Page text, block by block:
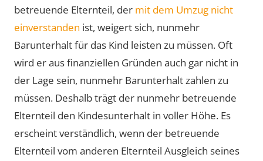
betreuende Elternteil, der mit dem Umzug nicht
einverstanden ist, weigert sich, nunmehr
Barunterhalt für das Kind leisten zu müssen. Oft
wird er aus finanziellen Gründen auch gar nicht in
der Lage sein, nunmehr Barunterhalt zahlen zu
müssen. Deshalb trägt der nunmehr betreuende
Elternteil den Kindesunterhalt in voller Höhe. Es
erscheint verständlich, wenn der betreuende
Elternteil vom anderen Elternteil Ausgleich seines